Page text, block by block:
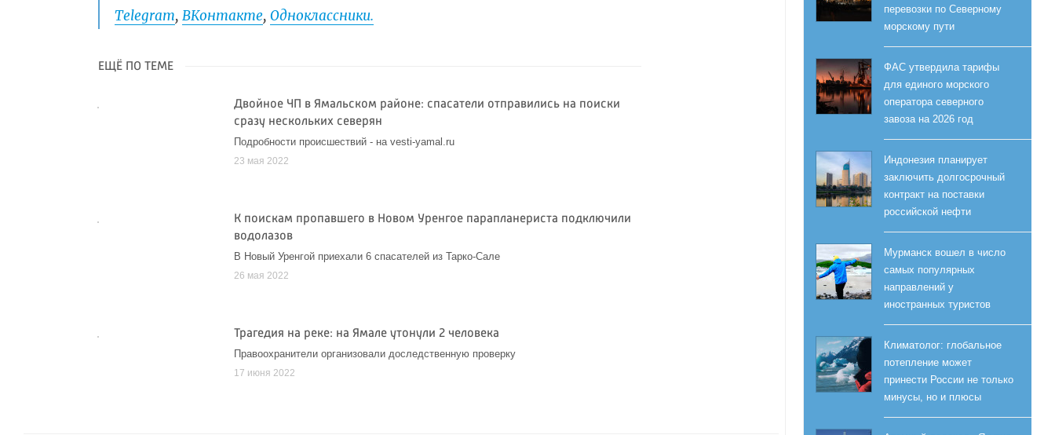
Telegram,ВКонтакте,Одноклассники.
ЕЩЁ ПО ТЕМЕ
Двойное ЧП в Ямальском районе: спасатели отправились на поиски
сразу нескольких северян
Подробности происшествий - на vesti-yamal.ru
23 мая 2022
К поискам пропавшего в Новом Уренгое парапланериста подключили
водолазов
В Новый Уренгой приехали 6 спасателей из Тарко-Сале
26 мая 2022
Трагедия на реке: на Ямале утонули 2 человека
Правоохранители организовали доследственную проверку
17 июня 2022
перевозки по Северному
морскому пути
ФАС утвердила тарифы
для единого морского
оператора северного
завоза на 2026 год
Индонезия планирует
заключить долгосрочный
контракт на поставки
российской нефти
Мурманск вошел в число
самых популярных
направлений у
иностранных туристов
Климатолог: глобальное
потепление может
принести России не только
минусы, но и плюсы